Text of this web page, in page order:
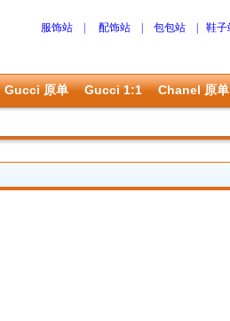
服饰站 配饰站 包包站 鞋子
Gucci 原单 Gucci 1:1 Chanel 原单